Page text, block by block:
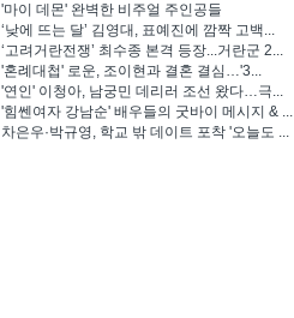
'마이 데몬' 완벽한 비주얼 주인공들
‘낮에 뜨는 달’ 김영대, 표예진에 깜짝 고백...
‘고려거란전쟁’ 최수종 본격 등장...거란군 2...
'혼례대첩' 로운, 조이현과 결혼 결심…'3...
'연인' 이청아, 남궁민 데리러 조선 왔다…극...
'힘쎈여자 강남순' 배우들의 굿바이 메시지 & ...
차은우·박규영, 학교 밖 데이트 포착 '오늘도 ...